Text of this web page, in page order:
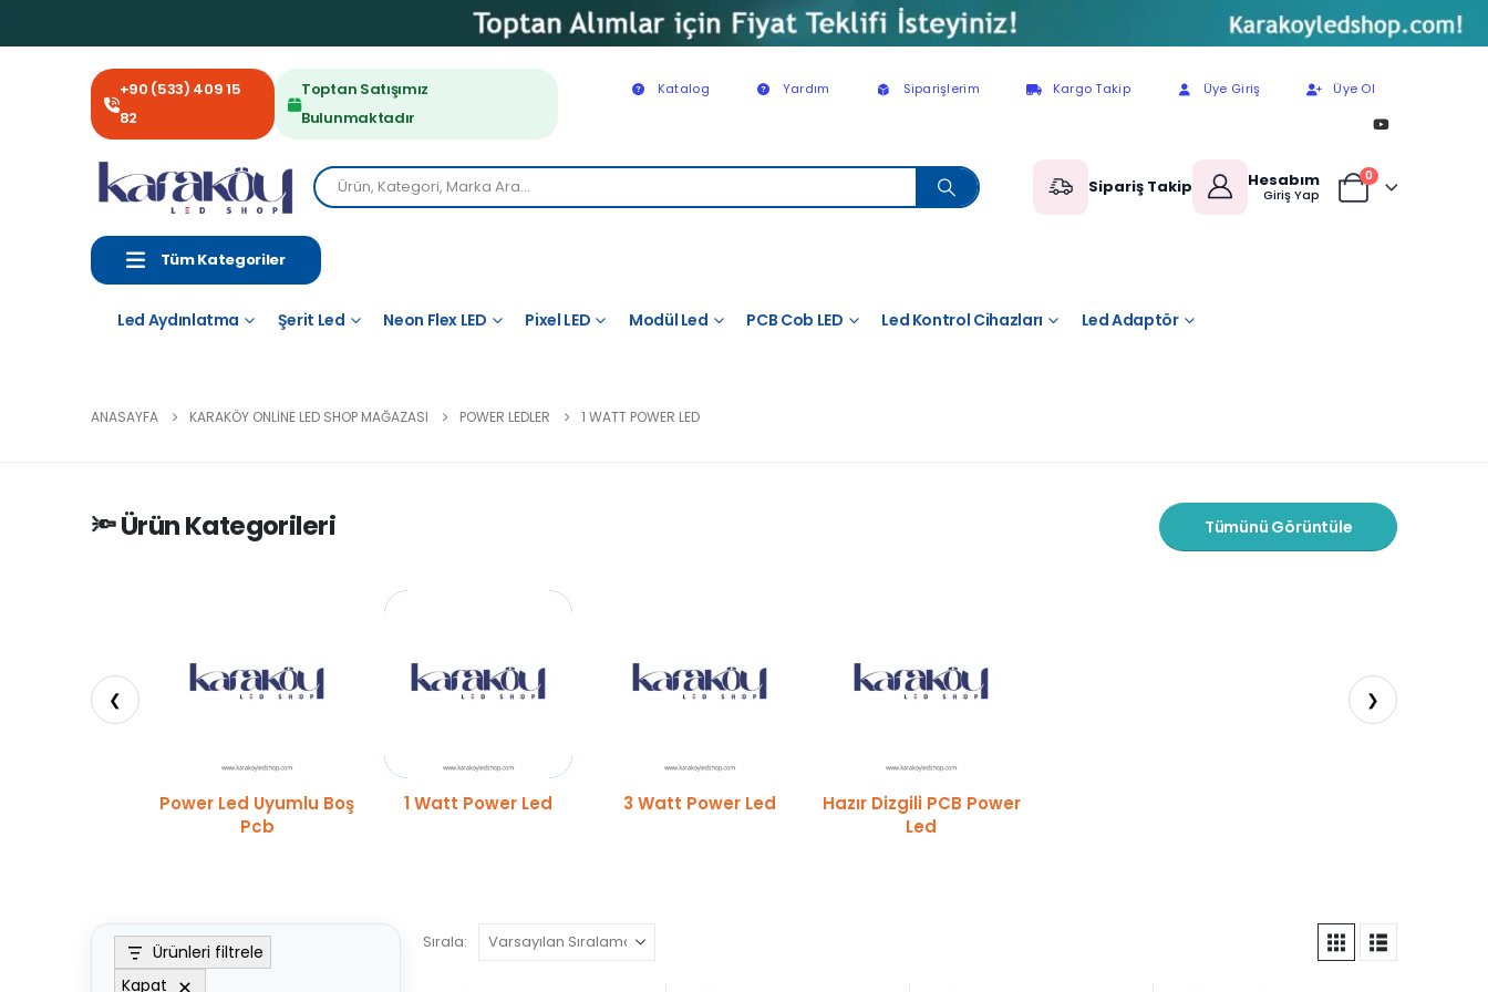
+90 (533) 409 15
82
Toptan Satışımız
Bulunmaktadır
Katalog Yardım Siparişlerim Kargo Takip Üye Giriş Üye Ol
Sipariş Takip Hesabım
Giriş Yap
0
Tüm Kategoriler
Led Aydınlatma Şerit Led Neon Flex LED Pixel LED Modül Led PCB Cob LED Led Kontrol Cihazları Led Adaptör
ANASAYFA KARAKÖY ONLINE LED SHOP MAĞAZASI POWER LEDLER 1 WATT POWER LED
🔦 Ürün Kategorileri Tümünü Görüntüle
❮
Power Led Uyumlu Boş
Pcb
1 Watt Power Led 3 Watt Power Led
Hazır Dizgili PCB Power
Led
❯
Sırala:
Ürünleri filtrele
Kapat